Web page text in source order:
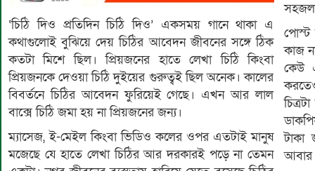
‘চিঠি দিও প্রতিদিন চিঠি দিও’ একসময় গানে থাকা এ
কথাগুলোই বুঝিয়ে দেয় চিঠির আবেদন জীবনের সঙ্গে ঠিক
কতটা মিশে ছিল। প্রিয়জনের হাতে লেখা চিঠি কিংবা
প্রিয়জনকে দেওয়া চিঠি দুইয়ের গুরুত্বই ছিল অনেক। কালের
বিবর্তনে চিঠির আবেদন ফুরিয়েই গেছে। এখন আর লাল
বাক্সে চিঠি জমা হয় না প্রিয়জনের জন্য।
ম্যাসেজ, ই-মেইল কিংবা ভিডিও কলের ওপর এতটাই মানুষ
মজেছে যে হাতে লেখা চিঠির আর দরকারই পড়ে না তেমন
পোস্ট
কাজ
কেউ
টাকা
আবার